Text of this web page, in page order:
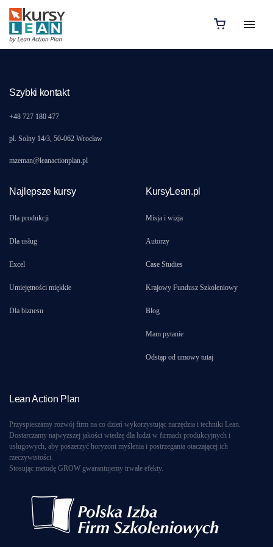
Nie znaleziono produktów, których szukasz.
Szybki kontakt
+48 727 180 477
pl. Solny 14/3, 50-062 Wrocław
mzeman@leanactionplan.pl
Najlepsze kursy
Dla produkcji
Dla usług
Excel
Umiejętności miękkie
Dla biznesu
KursyLean.pl
Misja i wizja
Autorzy
Case Studies
Krajowy Fundusz Szkoleniowy
Blog
Mam pytanie
Odstąp od umowy tutaj
Lean Action Plan
Przyspieszamy rozwój firm na co dzień wykorzystując narzędzia i techniki Lean.
Dostarczamy najwyższej jakości wiedzę dla ludzi w firmach produkcyjnych i
usługowych, aby poszerzyć horyzont myślenia i postrzegania otaczającej ich
rzeczywistości.
Stosując metodę GROW gwarantujemy trwałe efekty.